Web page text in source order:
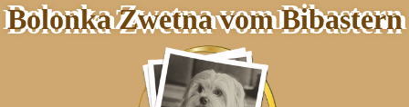
Bolonka Zwetna vom Bibastern